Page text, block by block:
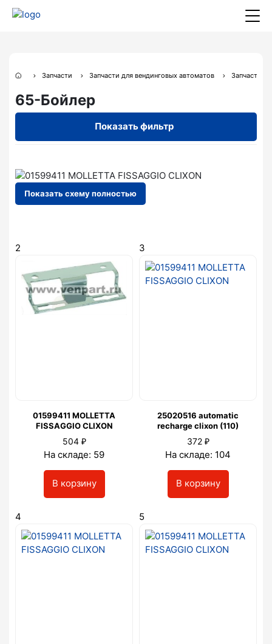
Запчасти Запчасти для вендинговых автоматов Запчасти
65-Бойлер
Показать фильтр
Показать схему полностью
2
01599411 MOLLETTA
FISSAGGIO CLIXON
504 ₽
На складе: 59
В корзину
3
25020516 automatic
recharge clixon (110)
372 ₽
На складе: 104
В корзину
4 5